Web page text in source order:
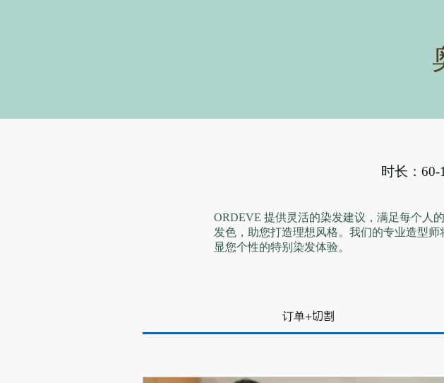
时长：
ORDEVE 提供灵活的染发建议，满足每个人
发色，助您打造理想风格。我们的专业造型
显您个性的特别染发体验。
订单+切割